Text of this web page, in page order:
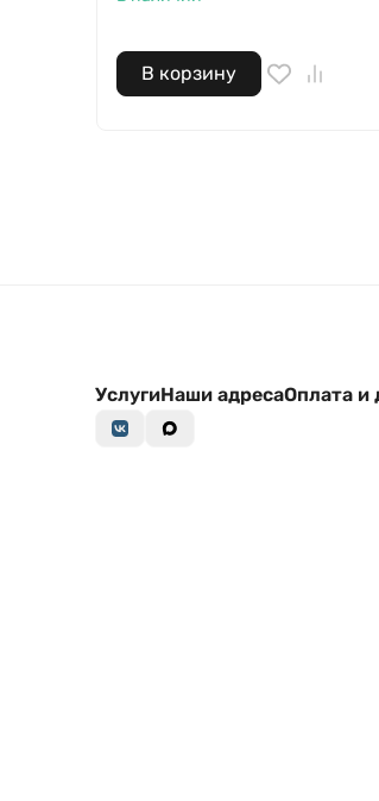
В корзину
УслугиНаши адресаОплата и